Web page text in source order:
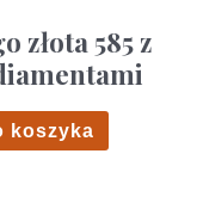
złota 585 z
koszyka